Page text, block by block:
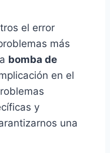
el error
más
bomba de
en el
y
una